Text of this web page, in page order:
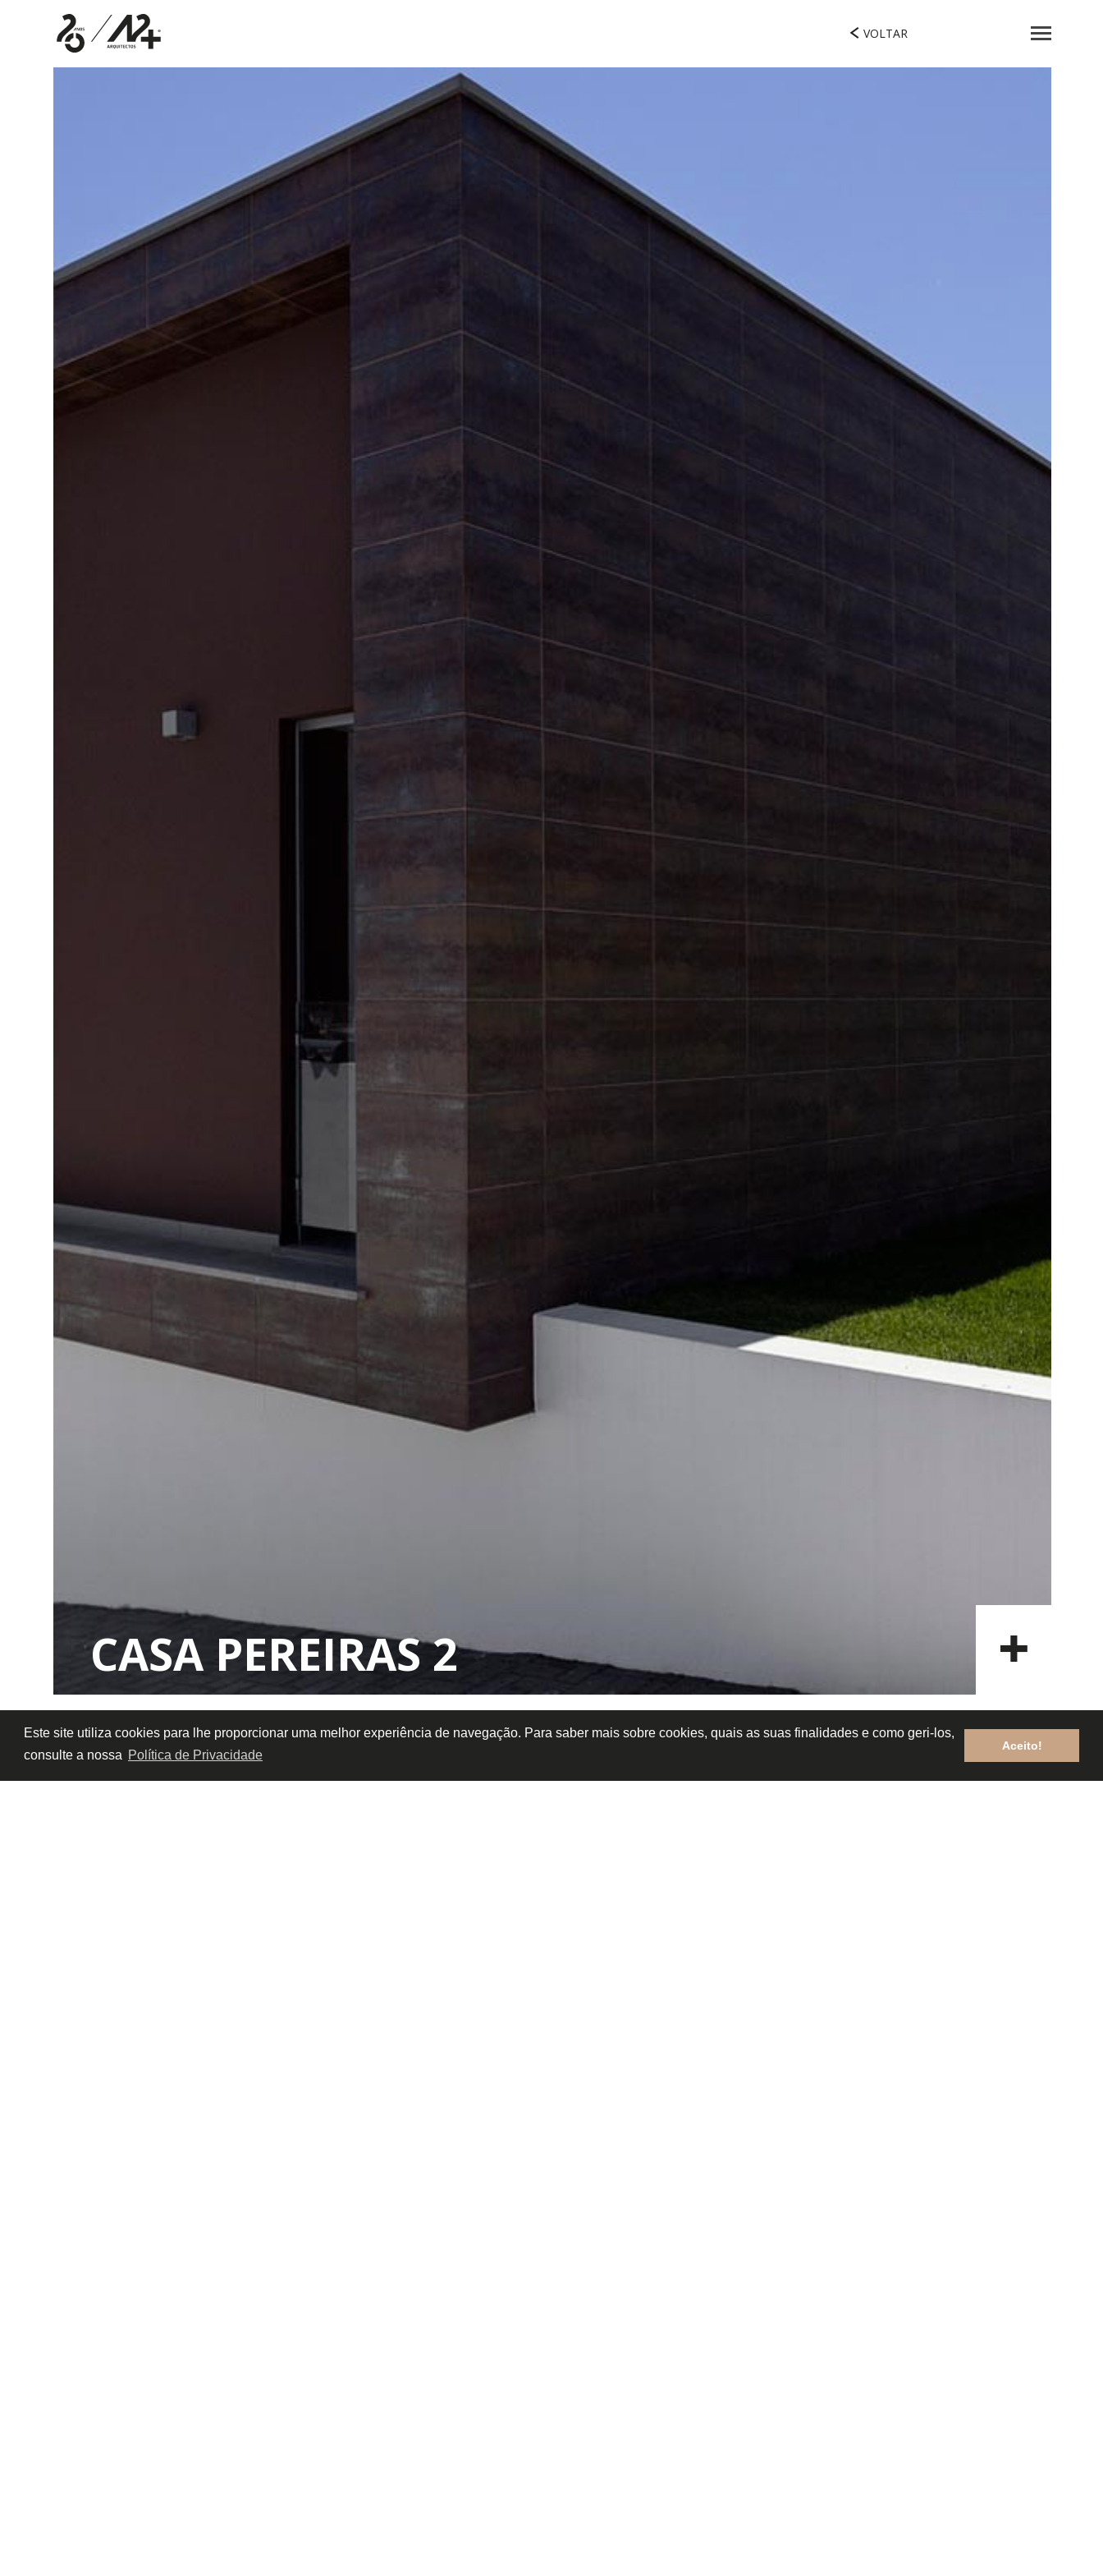
Este site utiliza cookies para lhe proporcionar uma melhor experiência de navegação. Para saber mais sobre cookies, quais as suas finalidades e como geri-los,
consulte a nossa Política de Privacidade
Aceito!
VOLTAR
CASA PEREIRAS 2